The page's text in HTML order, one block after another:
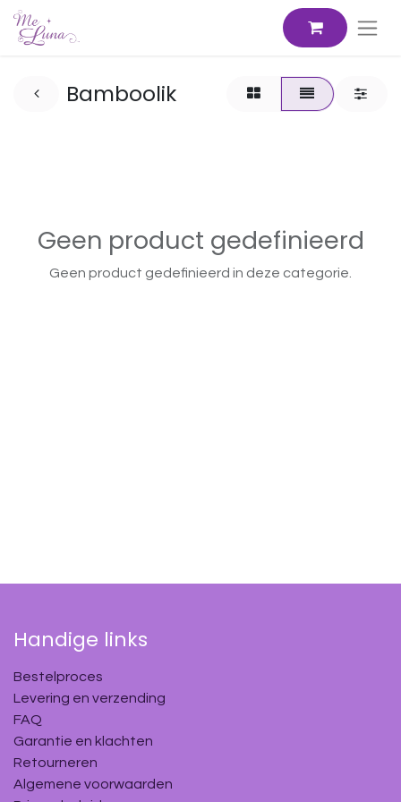
Bamboolik
Geen product gedefinieerd
Geen product gedefinieerd in deze categorie.
Handige links
Bestelproces
Levering en verzending
FAQ
Garantie en klachten
Retourneren
Algemene voorwaarden